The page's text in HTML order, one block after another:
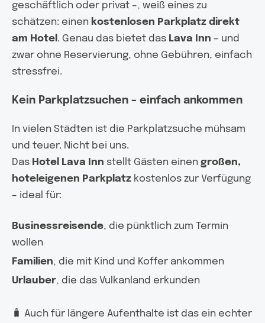
geschäftlich oder privat –, weiß eines zu
schätzen: einen kostenlosen Parkplatz direkt
am Hotel . Genau das bietet das Lava Inn – und
zwar ohne Reservierung, ohne Gebühren, einfach
stressfrei.
Kein Parkplatzsuchen – einfach ankommen
In vielen Städten ist die Parkplatzsuche mühsam
und teuer. Nicht bei uns.
Das Hotel Lava Inn stellt Gästen einen großen,
hoteleigenen Parkplatz kostenlos zur Verfügung
– ideal für:
Businessreisende, die pünktlich zum Termin
wollen
Familien, die mit Kind und Koffer ankommen
Urlauber, die das Vulkanland erkunden
🧳 Auch für längere Aufenthalte ist das ein echter